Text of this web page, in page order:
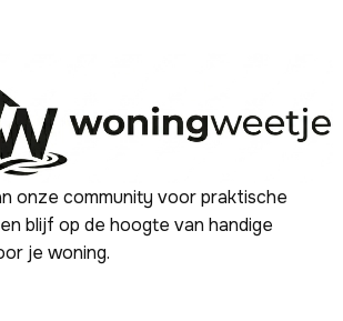
onze community voor praktische
blijf op de hoogte van handige
je woning.